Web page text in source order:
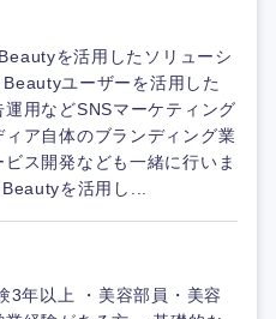
を活用したソリューシ
ユーザーを活用した
用などSNSマーケティング
ア自体のブランディング業
ス開発なども一緒に行いま
を活用し...
3年以上 ・美容部員・美容